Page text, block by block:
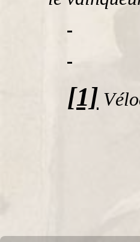
[1]